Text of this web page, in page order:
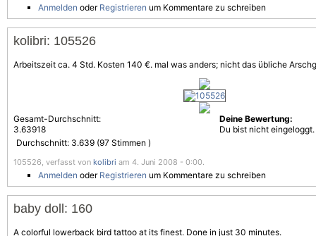
Anmelden oder Registrieren um Kommentare zu schreiben
kolibri: 105526
Arbeitszeit ca. 4 Std. Kosten 140 €. mal was anders; nicht das übliche
Gesamt-Durchschnitt:
3.63918
Durchschnitt: 3.639 (97 Stimmen )
Deine Bewertung:
Du bist nicht eingeloggt.
105526, verfasst von kolibri am 4. Juni 2008 - 0:00.
Anmelden oder Registrieren um Kommentare zu schreiben
baby doll: 160
A colorful lowerback bird tattoo at its finest. Done in just 30 minutes.